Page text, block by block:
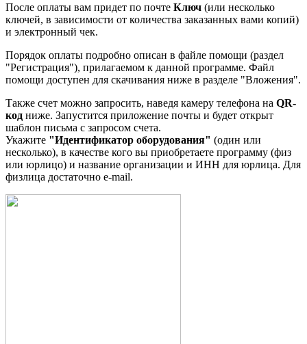
После оплаты вам придет по почте Ключ (или несколько
ключей, в зависимости от количества заказанных вами копий)
и электронный чек.
Порядок оплаты подробно описан в файле помощи (раздел
"Регистрация"), прилагаемом к данной программе. Файл
помощи доступен для скачивания ниже в разделе "Вложения".
Также счет можно запросить, наведя камеру телефона на QR-
код ниже. Запустится приложение почты и будет открыт
шаблон письма с запросом счета.
Укажите "Идентификатор оборудования" (один или
несколько), в качестве кого вы приобретаете программу (физ
или юрлицо) и название организации и ИНН для юрлица. Для
физлица достаточно e-mail.